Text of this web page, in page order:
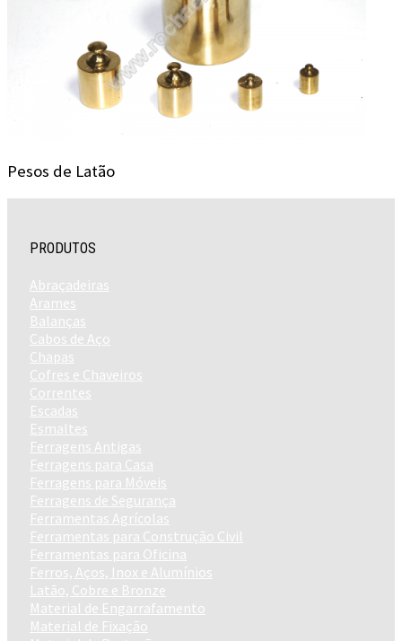
Pesos de Latão
PRODUTOS
Abraçadeiras
Arames
Balanças
Cabos de Aço
Chapas
Cofres e Chaveiros
Correntes
Escadas
Esmaltes
Ferragens Antigas
Ferragens para Casa
Ferragens para Móveis
Ferragens de Segurança
Ferramentas Agrícolas
Ferramentas para Construção Civil
Ferramentas para Oficina
Ferros, Aços, Inox e Alumínios
Latão, Cobre e Bronze
Material de Engarrafamento
Material de Fixação